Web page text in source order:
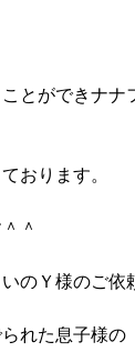
とができナナ
おります。
＾
のＹ様のご依
れた息子様の